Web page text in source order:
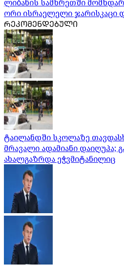
ლიბანის სამხრეთში
ორი ისრაელელი ჯარისკაცი
ᲠᲔᲙᲝᲛᲔᲜᲓᲔᲑᲣᲚᲘ
ტაილანდში სკოლაზე
მრავალი ადამიანი დაიღუპა;
ახალგაზრდა ეჭვმიტანილიც